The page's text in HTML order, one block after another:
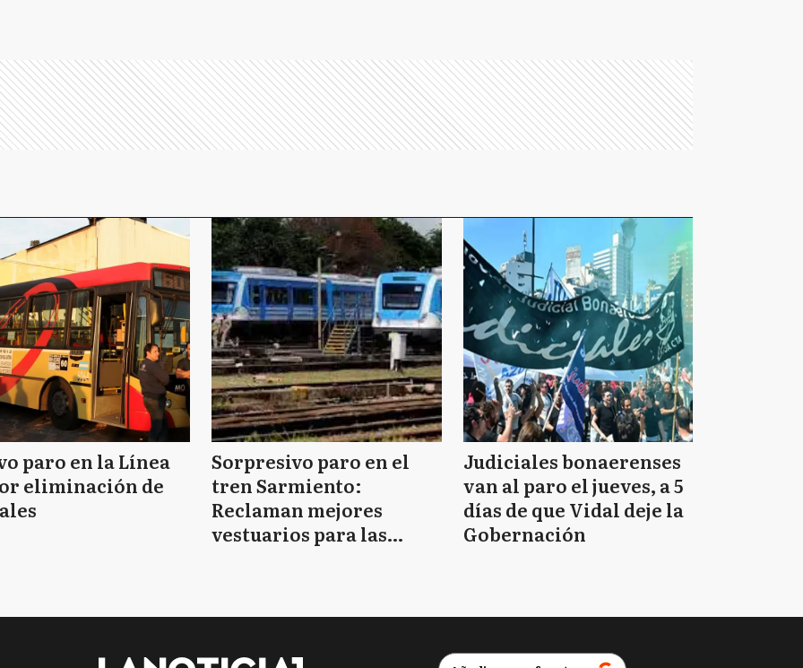
paro en la Línea
eliminación de
Sorpresivo paro en el
tren Sarmiento:
Reclaman mejores
vestuarios para las
Judiciales bonaerenses
van al paro el jueves, a 5
días de que Vidal deje la
Gobernación